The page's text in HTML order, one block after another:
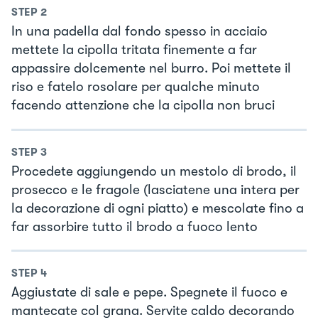
STEP 2
In una padella dal fondo spesso in acciaio
mettete la cipolla tritata finemente a far
appassire dolcemente nel burro. Poi mettete il
riso e fatelo rosolare per qualche minuto
facendo attenzione che la cipolla non bruci
STEP 3
Procedete aggiungendo un mestolo di brodo, il
prosecco e le fragole (lasciatene una intera per
la decorazione di ogni piatto) e mescolate fino a
far assorbire tutto il brodo a fuoco lento
STEP 4
Aggiustate di sale e pepe. Spegnete il fuoco e
mantecate col grana. Servite caldo decorando